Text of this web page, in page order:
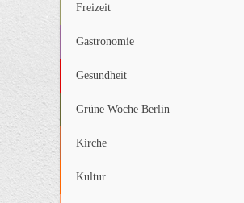
Freizeit
Gastronomie
Gesundheit
Grüne Woche Berlin
Kirche
Kultur